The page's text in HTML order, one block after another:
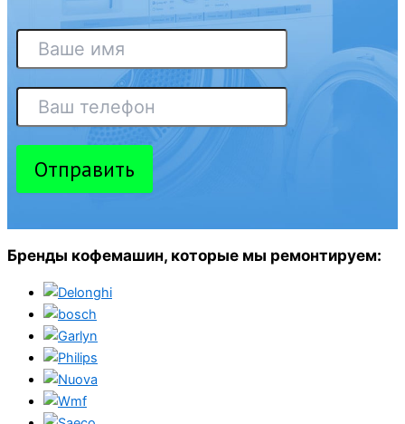
Отправить
Бренды кофемашин, которые мы ремонтируем: